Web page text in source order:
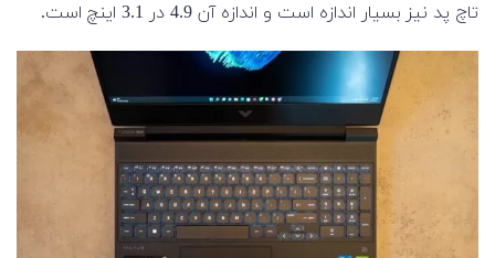
تاچ پد نیز بسیار اندازه است و اندازه آن 4.9 در 3.1 اینچ است.